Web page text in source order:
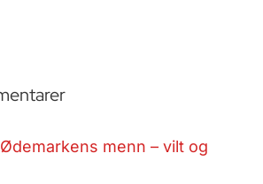
Ødemarkens menn – vilt og